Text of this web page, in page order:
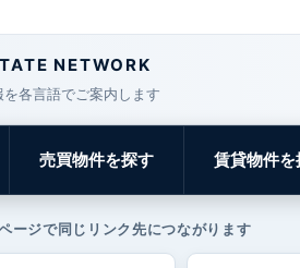
NETWORK
各言語でご案内します
売買物件を探す 賃貸物件を
ージで同じリンク先につながります